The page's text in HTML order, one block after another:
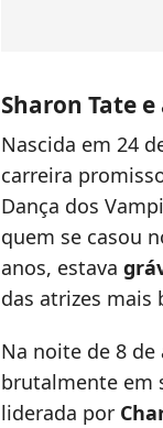
Sharon Tate
Nascida em 24
carreira
Dança dos
quem se casou
anos, estava
das atrizes mais
Na noite de 8 de
brutalmente em
liderada por